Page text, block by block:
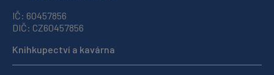
IČ: 60457856
DIČ: CZ60457856
Knihkupectví a kavárna